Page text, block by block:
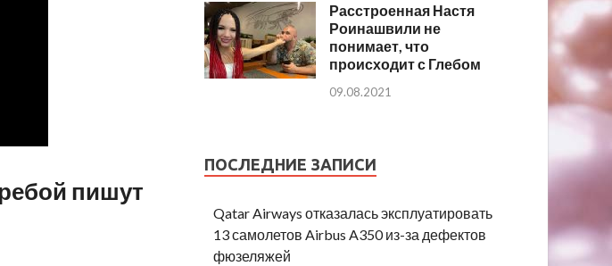
пишут
Расстроенная Настя
Роинашвили не
понимает, что
происходит с Глебом
09.08.2021
ПОСЛЕДНИЕ ЗАПИСИ
Qatar Airways отказалась эксплуатировать
13 самолетов Airbus A350 из-за дефектов
фюзеляжей